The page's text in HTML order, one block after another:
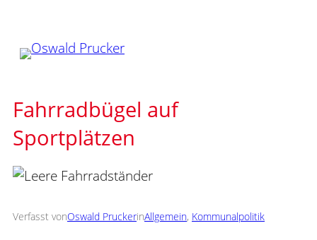
springen
Fahrradbügel auf
Sportplätzen
Verfasst vonOswald PruckerinAllgemein, Kommunalpolitik